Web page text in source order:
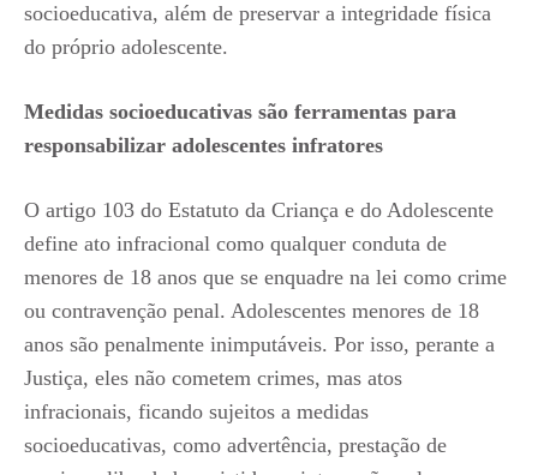
socioeducativa, além de preservar a integridade física
do próprio adolescente.
Medidas socioeducativas são ferramentas para
responsabilizar adolescentes infratores
O artigo 103 do Estatuto da Criança e do Adolescente
define ato infracional como qualquer conduta de
menores de 18 anos que se enquadre na lei como crime
ou contravenção penal. Adolescentes menores de 18
anos são penalmente inimputáveis. Por isso, perante a
Justiça, eles não cometem crimes, mas atos
infracionais, ficando sujeitos a medidas
socioeducativas, como advertência, prestação de